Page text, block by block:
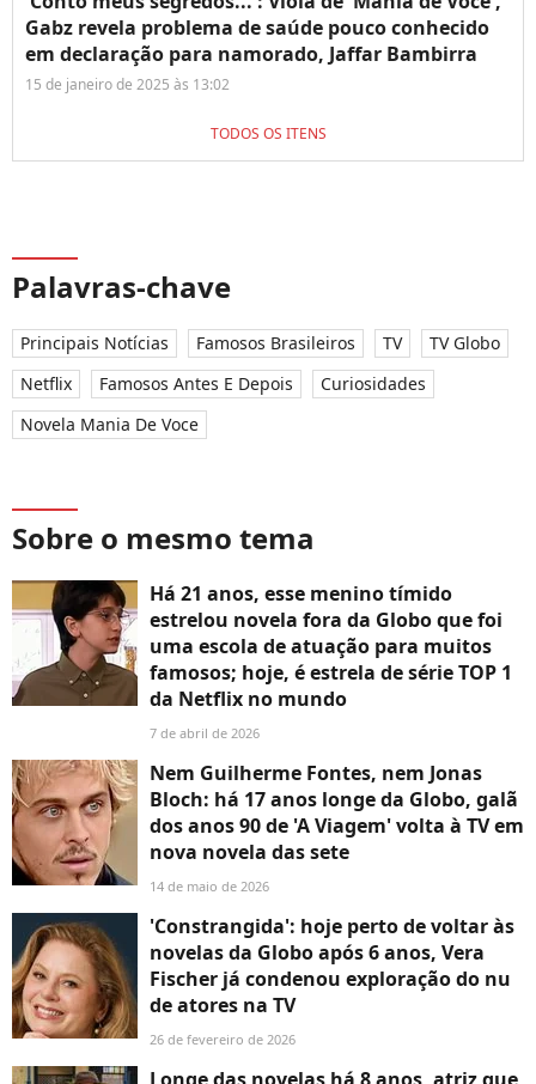
Gabz revela problema de saúde pouco conhecido
em declaração para namorado, Jaffar Bambirra
15 de janeiro de 2025 às 13:02
TODOS OS ITENS
Palavras-chave
Principais Notícias Famosos Brasileiros TV
TV Globo
Netflix
Famosos Antes E Depois
Curiosidades
Novela Mania De Voce
Sobre o mesmo tema
Há 21 anos, esse menino tímido
estrelou novela fora da Globo que foi
uma escola de atuação para muitos
famosos; hoje, é estrela de série TOP 1
da Netflix no mundo
7 de abril de 2026
Nem Guilherme Fontes, nem Jonas
Bloch: há 17 anos longe da Globo, galã
dos anos 90 de 'A Viagem' volta à TV em
nova novela das sete
14 de maio de 2026
'Constrangida': hoje perto de voltar às
novelas da Globo após 6 anos, Vera
Fischer já condenou exploração do nu
de atores na TV
26 de fevereiro de 2026